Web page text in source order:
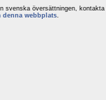
svenska översättningen, kontakta
denna webbplats